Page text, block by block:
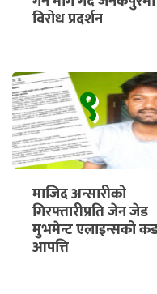
विरोध प्रदर्शन
९
माजिद अन्सारीको
गिरफ्तारीप्रति जेन जेड
मुभमेन्ट एलाइन्सको
आपत्ति